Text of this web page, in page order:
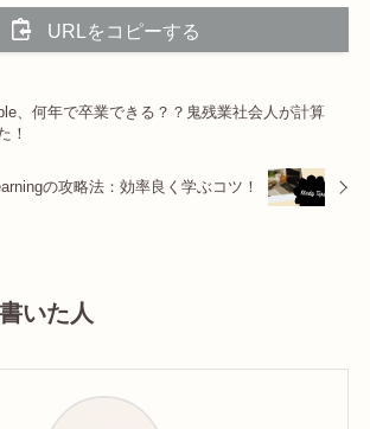
URLをコピーする
、何年で卒業できる？？鬼残業社会人が計算
！
の攻略法：効率良く学ぶコツ！
いた人